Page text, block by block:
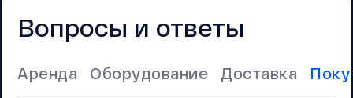
Вопросы и ответы
Аренда Оборудование Доставка